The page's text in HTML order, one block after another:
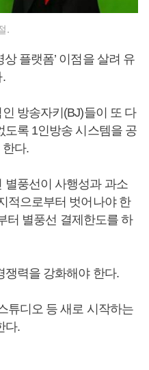
.
플랫폼’ 이점을 살려 유
방송자키(BJ)들이 또 다
도록 1인방송 시스템을 공
다.
별풍선이 사행성과 과소
적으로부터 벗어나야 한
터 별풍선 결제한도를 하
쟁력을 강화해야 한다.
튜디오 등 새로 시작하는
다.